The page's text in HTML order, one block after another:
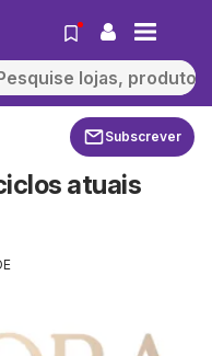
Subscrever
atuais